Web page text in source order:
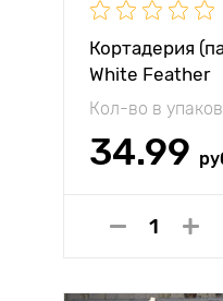
Кортадерия
White Feather
Кол-во в
34.99